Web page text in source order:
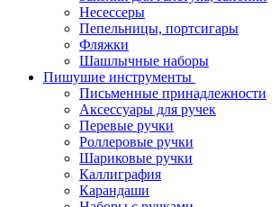
Несессеры
Пепельницы, портсигары
Фляжки
Шашлычные наборы
Пишушие инструменты
Письменные принадлежности
Аксессуары для ручек
Перевые ручки
Роллеровые ручки
Шариковые ручки
Каллиграфия
Карандаши